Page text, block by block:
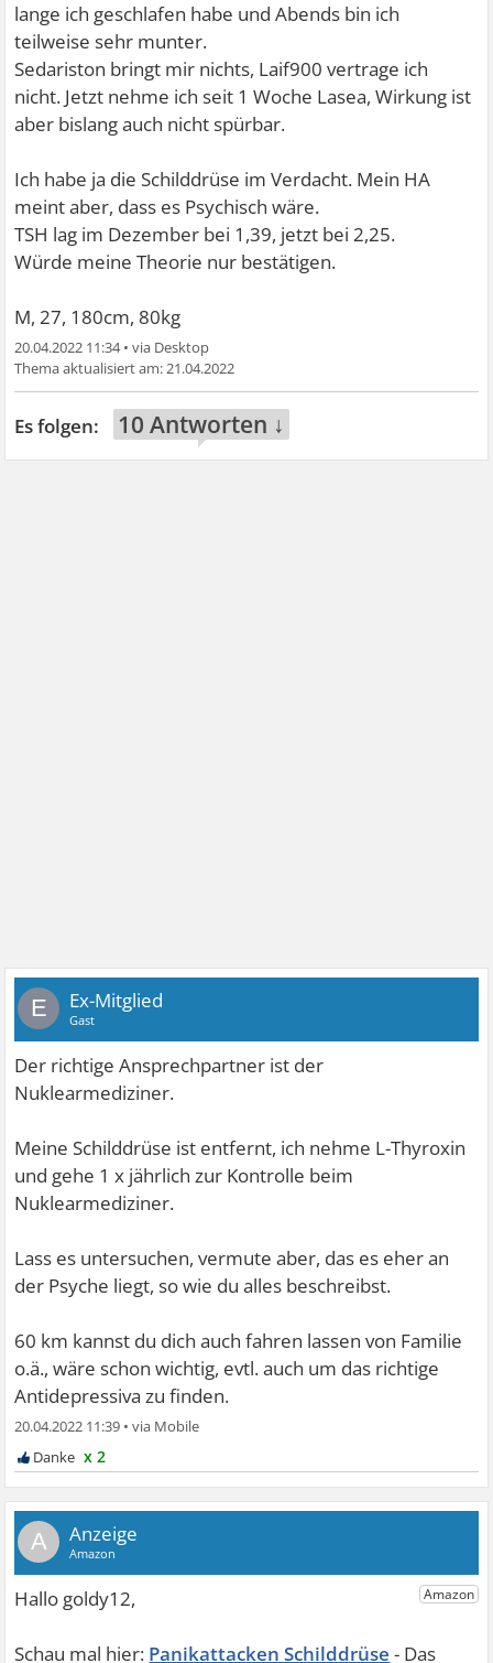
lange ich geschlafen habe und Abends bin ich
teilweise sehr munter.
Sedariston bringt mir nichts, Laif900 vertrage ich
nicht. Jetzt nehme ich seit 1 Woche Lasea, Wirkung ist
aber bislang auch nicht spürbar.
Ich habe ja die Schilddrüse im Verdacht. Mein HA
meint aber, dass es Psychisch wäre.
TSH lag im Dezember bei 1,39, jetzt bei 2,25.
Würde meine Theorie nur bestätigen.
M, 27, 180cm, 80kg
20.04.2022 11:34•
21.04.2022
10 Antworten ↓
E Ex-Mitglied
Gast
Der richtige Ansprechpartner ist der
Nuklearmediziner.
Meine Schilddrüse ist entfernt, ich nehme L-Thyroxin
und gehe 1 x jährlich zur Kontrolle beim
Nuklearmediziner.
Lass es untersuchen, vermute aber, das es eher an
der Psyche liegt, so wie du alles beschreibst.
60 km kannst du dich auch fahren lassen von Familie
o.ä., wäre schon wichtig, evtl. auch um das richtige
Antidepressiva zu finden.
20.04.2022 11:39 •
x 2
A
Panikattacken Schilddrüse